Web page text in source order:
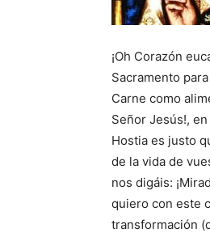
¡Oh Corazón
Sacramento
Carne como
Señor Jesús!,
Hostia es justo
de la vida de
nos digáis:
quiero con este
transformación